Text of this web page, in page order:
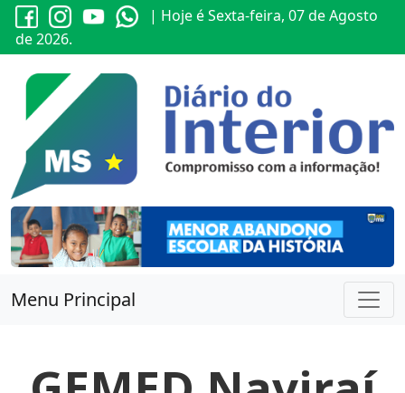
| Hoje é Sexta-feira, 07 de Agosto
de 2026.
Menu Principal